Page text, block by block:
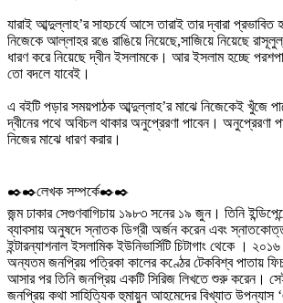
যারাই আব্দুল্লাহ’র সাহচর্যে আসে তারাই তার দ্বারা
নিজেকে আল্লাহর রঙে রাঙিয়ে নিয়েছে,সাজিয়ে নিয়েছে
ধারণ করে নিয়েছে দ্বীন ইসলামকে। আর ইসলাম হচ্ছে
তো বদলে যাবেই।
এ বইটি পড়ার সময়পাঠক আব্দুল্লাহ’র মাঝে নিজেকেই খুঁজে
দ্বীনের পথে অবিচল থাকার অনুপ্রেরণা পাবেন। অনুপ্রেরণা
নিজের মাঝে ধারণ করার।
✒️✒️লেখক সম্পর্কে✒️✒️
জন্ম ঢাকার সেগুণবাগিচায় ১৯৮৩ সনের ১৯ জুন। তিনি
ব্যাবসায় অনুষদে স্নাতক ডিগ্রী অর্জন করেন এবং
ইন্টারন্যাশনাল ইসলামিক ইউনিভার্সিটি চিটাগাং থেকে ।
অন্যতম জনপ্রিয় পত্রিকা কালের কণ্ঠের টেকবিশ্ব পাতায়
আসার পর তিনি জনপ্রিয় একটি সিরিজ লিখতে শুরু করেন।
জনপ্রিয় কথা সাহিত্যিক হুমায়ুন আহমেদের বিখ্যাত উপন্যাস